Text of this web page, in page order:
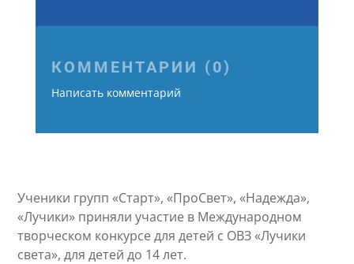
КОММЕНТАРИИ (0)
Написать комментарий
Ученики групп «Старт», «ПроСвет», «Надежда»,
«Лучики» приняли участие в Международном
творческом конкурсе для детей с ОВЗ «Лучики
света», для детей до 14 лет.